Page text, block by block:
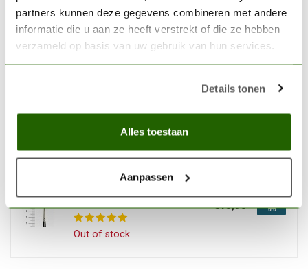
partners kunnen deze gegevens combineren met andere
informatie die u aan ze heeft verstrekt of die ze hebben
verzameld op basis van uw gebruik van hun services.
Details tonen
Alles toestaan
Aanpassen
In stock
RAPHAEL
Kolinsky brush - Mauritius -
Out of stock
Out of stock
€13,95